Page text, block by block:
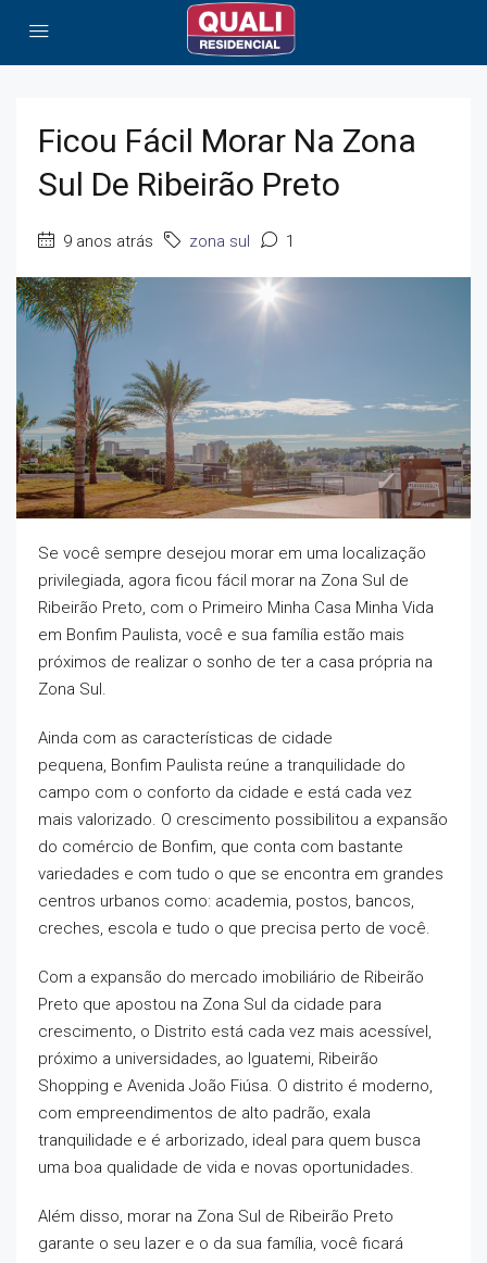
Ficou Fácil Morar Na Zona
Sul De Ribeirão Preto
9 anos atrás zona sul 1
Se você sempre desejou morar em uma localização
privilegiada, agora ficou fácil morar na Zona Sul de
Ribeirão Preto, com o Primeiro Minha Casa Minha Vida
em Bonfim Paulista, você e sua família estão mais
próximos de realizar o sonho de ter a casa própria na
Zona Sul.
Ainda com as características de cidade
pequena, Bonfim Paulista reúne a tranquilidade do
campo com o conforto da cidade e está cada vez
mais valorizado. O crescimento possibilitou a expansão
do comércio de Bonfim, que conta com bastante
variedades e com tudo o que se encontra em grandes
centros urbanos como: academia, postos, bancos,
creches, escola e tudo o que precisa perto de você.
Com a expansão do mercado imobiliário de Ribeirão
Preto que apostou na Zona Sul da cidade para
crescimento, o Distrito está cada vez mais acessível,
próximo a universidades, ao Iguatemi, Ribeirão
Shopping e Avenida João Fiúsa. O distrito é moderno,
com empreendimentos de alto padrão, exala
tranquilidade e é arborizado, ideal para quem busca
uma boa qualidade de vida e novas oportunidades.
Além disso, morar na Zona Sul de Ribeirão Preto
garante o seu lazer e o da sua família, você ficará